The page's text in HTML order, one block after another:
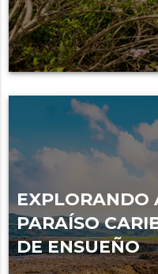
EXPLORANDO
PARAÍSO
DE ENSUEÑO